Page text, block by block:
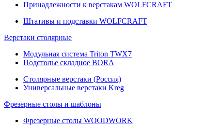
Принадлежности к верстакам WOLFCRAFT
Штативы и подставки WOLFCRAFT
Верстаки столярные
Модульная система Triton TWX7
Подстолье складное BORA
Столярные верстаки (Россия)
Универсальные верстаки Kreg
Фрезерные столы и шаблоны
Фрезерные столы WOODWORK